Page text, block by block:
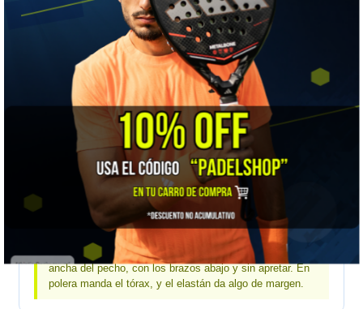
📏 GUÍA DE TALLAS
Bullpadel hombre · medidas de tu cuerpo en centímetros
MEDIDA
94–98 99–104
83–86 87–90
95–98
Mídete a ti, no la prenda:
Bullpadel publica medidas
corporales. Pasa la huincha alrededor de la parte más
ancha del pecho, con los brazos abajo y sin apretar. En
polera manda el tórax, y el elastán da algo de margen.